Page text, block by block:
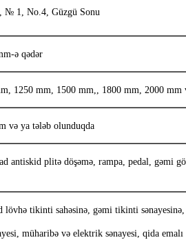
№ 1, No.4, Güzgü Sonu
ə qədər
1250 mm, 1500 mm,, 1800 mm, 2000 mm
və ya tələb olunduqda
antiskid plitə döşəmə, rampa, pedal, gəmi
lövhə tikinti sahəsinə, gəmi tikinti sənayesinə,
müharibə və elektrik sənayesi, qida